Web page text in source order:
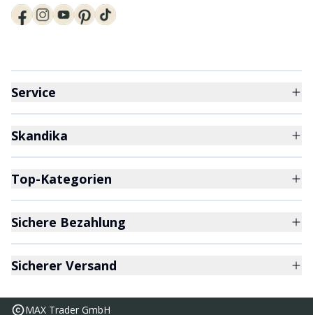
Service
Skandika
Top-Kategorien
Sichere Bezahlung
Sicherer Versand
MAX Trader GmbH